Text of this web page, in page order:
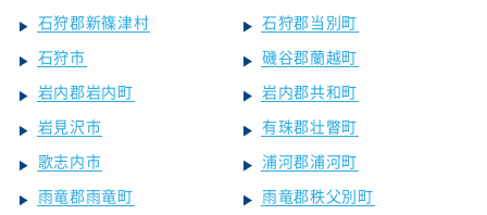
石狩郡新篠津村
石狩郡当別町
石狩市
磯谷郡蘭越町
岩内郡岩内町
岩内郡共和町
岩見沢市
有珠郡壮瞥町
歌志内市
浦河郡浦河町
雨竜郡雨竜町
雨竜郡秩父別町